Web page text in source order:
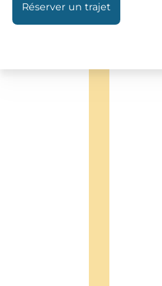
Réserver un trajet